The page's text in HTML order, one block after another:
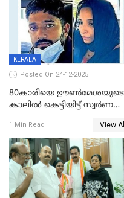
KERALA
Posted On 24-12-2025
80കാരിയെ ഊൺമേശയുടെ
കാലിൽ കെട്ടിയിട്ട് സ്വർണവും
കൊച്ചുമകനും സുഹൃത്തും
അറസ്റ്റിൽ
1 Min Read View All